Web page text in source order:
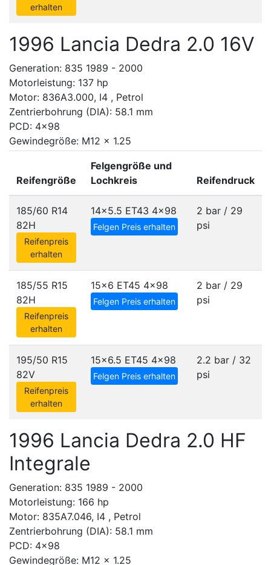
erhalten
1996 Lancia Dedra 2.0 16V
Generation: 835 1989 - 2000
Motorleistung: 137 hp
Motor: 836A3.000, I4 , Petrol
Zentrierbohrung (DIA): 58.1 mm
PCD: 4x98
Gewindegröße: M12 x 1.25
Reifengröße
Felgengröße und
Lochkreis
Reifendruck
185/60 R14
82H
Reifenpreis
erhalten
14x5.5 ET43 4x98
Felgen Preis erhalten
2 bar / 29
psi
185/55 R15
82H
Reifenpreis
erhalten
15x6 ET45 4x98
Felgen Preis erhalten
2 bar / 29
psi
195/50 R15
82V
Reifenpreis
erhalten
15x6.5 ET45 4x98
Felgen Preis erhalten
2.2 bar / 32
psi
1996 Lancia Dedra 2.0 HF
Integrale
Generation: 835 1989 - 2000
Motorleistung: 166 hp
Motor: 835A7.046, I4 , Petrol
Zentrierbohrung (DIA): 58.1 mm
PCD: 4x98
Gewindegröße: M12 x 1.25